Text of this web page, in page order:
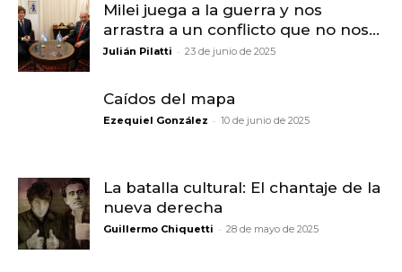
Milei juega a la guerra y nos
arrastra a un conflicto que no nos...
Julián Pilatti - 23 de junio de 2025
Caídos del mapa
Ezequiel González - 10 de junio de 2025
La batalla cultural: El chantaje de la
nueva derecha
Guillermo Chiquetti - 28 de mayo de 2025